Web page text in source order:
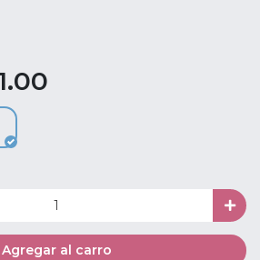
Agregar al carro